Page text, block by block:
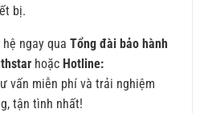
bị.
ngay qua Tổng đài bảo hành
hoặc Hotline:
vấn miễn phí và trải nghiệm
tận tình nhất!